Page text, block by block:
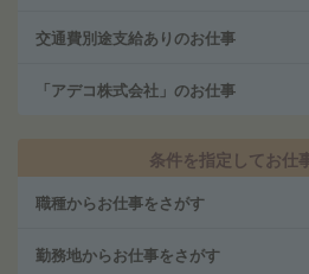
交通費別途支給ありのお仕事
「アデコ株式会社」のお仕事
条件を指定してお仕
職種からお仕事をさがす
勤務地からお仕事をさがす